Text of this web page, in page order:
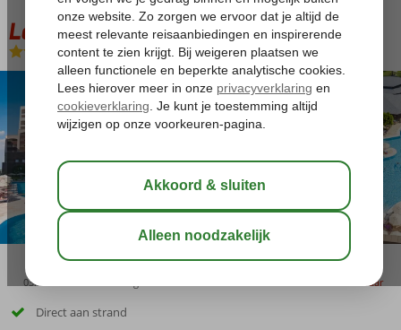
Longstay Melas Lara
Ultra All Inclusive-Hotel
03:45 bewaar
Direct aan strand